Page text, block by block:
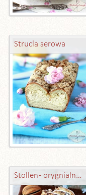
Strucla serowa
Stollen - orygnialny przepis z Drezna